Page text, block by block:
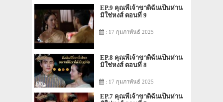
EP.9 คุณพี่เจ้าขาดิฉันเป็นห่าน
มิใช่หงส์ ตอนที่ 9
: 17 กุมภาพันธ์ 2025
EP.8 คุณพี่เจ้าขาดิฉันเป็นห่าน
มิใช่หงส์ ตอนที่ 8
: 17 กุมภาพันธ์ 2025
EP.7 คุณพี่เจ้าขาดิฉันเป็นห่าน